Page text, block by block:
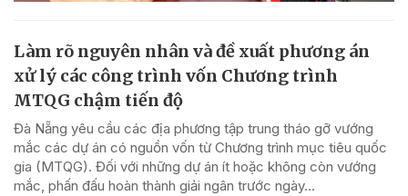
Làm rõ nguyên nhân và đề xuất phương án
xử lý các công trình vốn Chương trình
MTQG chậm tiến độ
Đà Nẵng yêu cầu các địa phương tập trung tháo gỡ vướng
mắc các dự án có nguồn vốn từ Chương trình mục tiêu quốc
gia (MTQG). Đối với những dự án ít hoặc không còn vướng
mắc, phấn đấu hoàn thành giải ngân trước ngày...